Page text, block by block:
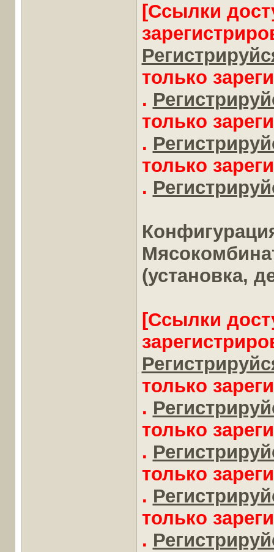
[Ссылки
только
.
только
.
только
.
(установка,
[Ссылки
только
.
только
.
только
.
только
.